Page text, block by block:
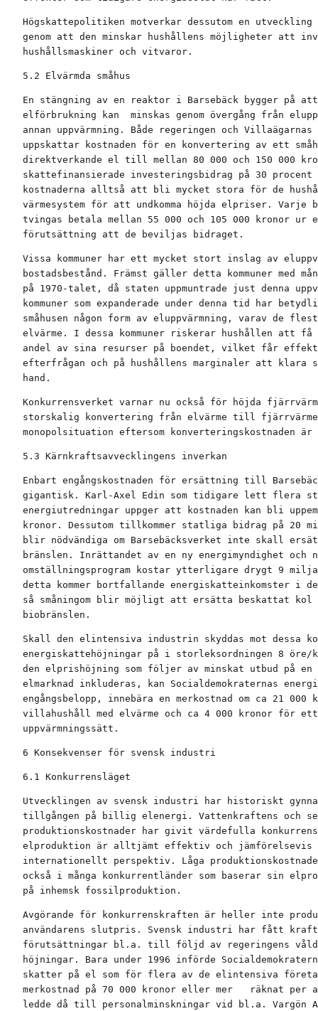
Högskattepolitiken motverkar dessutom en utveckling
genom att den minskar hushållens möjligheter att
hushållsmaskiner och vitvaror.
5.2 Elvärmda småhus
En stängning av en reaktor i Barsebäck bygger på
elförbrukning kan  minskas genom övergång från
annan uppvärmning. Både regeringen och
uppskattar kostnaden för en konvertering av ett
direktverkande el till mellan 80 000 och 150 000
skattefinansierade investeringsbidrag på 30 procent
kostnaderna alltså att bli mycket stora för de
värmesystem för att undkomma höjda elpriser. Varje
tvingas betala mellan 55 000 och 105 000 kronor ur
förutsättning att de beviljas bidraget.
Vissa kommuner har ett mycket stort inslag av
bostadsbestånd. Främst gäller detta kommuner med
på 1970-talet, då staten uppmuntrade just denna
kommuner som expanderade under denna tid har
småhusen någon form av eluppvärmning, varav de
elvärme. I dessa kommuner riskerar hushållen att
andel av sina resurser på boendet, vilket får
efterfrågan och på hushållens marginaler att klara
hand.
Konkurrensverket varnar nu också för höjda
storskalig konvertering från elvärme till
monopolsituation eftersom konverteringskostnaden är
5.3 Kärnkraftsavvecklingens inverkan
Enbart engångskostnaden för ersättning till
gigantisk. Karl-Axel Edin som tidigare lett flera
energiutredningar uppger att kostnaden kan bli
kronor. Dessutom tillkommer statliga bidrag på 20
blir nödvändiga om Barsebäcksverket inte skall
bränslen. Inrättandet av en ny energimyndighet och
omställningsprogram kostar ytterligare drygt 9
detta kommer bortfallande energiskatteinkomster i
så småningom blir möjligt att ersätta beskattat kol
biobränslen.
Skall den elintensiva industrin skyddas mot dessa
energiskattehöjningar på i storleksordningen 8 öre/
den elprishöjning som följer av minskat utbud på
elmarknad inkluderas, kan Socialdemokraternas
engångsbelopp, innebära en merkostnad om ca 21
villahushåll med elvärme och ca 4 000 kronor för
uppvärmningssätt.
6 Konsekvenser för svensk industri
6.1 Konkurrensläget
Utvecklingen av svensk industri har historiskt
tillgången på billig elenergi. Vattenkraftens och
produktionskostnader har givit värdefulla
elproduktion är alltjämt effektiv och
internationellt perspektiv. Låga
också i många konkurrentländer som baserar sin
på inhemsk fossilproduktion.
Avgörande för konkurrenskraften är heller inte
användarens slutpris. Svensk industri har fått
förutsättningar bl.a. till följd av regeringens
höjningar. Bara under 1996 införde
skatter på el som för flera av de elintensiva
merkostnad på 70 000 kronor eller mer   räknat per
ledde då till personalminskningar vid bl.a. Vargön